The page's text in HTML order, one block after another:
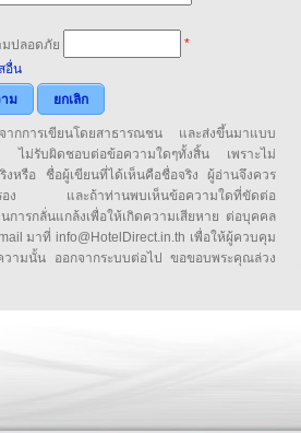
*
อื่น
ม
ยกเลิก
กการเขียนโดยสาธารณชน และส่งขึ้นมาแบบ
ไม่รับผิดชอบต่อข้อความใดๆทั้งสิ้น เพราะไม่
งหรือ ชื่อผู้เขียนที่ได้เห็นคือชื่อจริง ผู้อ่านจึงควร
รอง และถ้าท่านพบเห็นข้อความใดที่ขัดต่อ
การกลั่นแกล้งเพื่อให้เกิดความเสียหาย ต่อบุคคล
มาที่ info@HotelDirect.in.th เพื่อให้ผู้ควบคุม
วามนั้น ออกจากระบบต่อไป ขอขอบพระคุณล่วง